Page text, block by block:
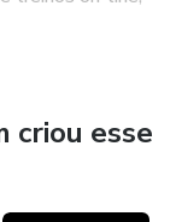
criou esse